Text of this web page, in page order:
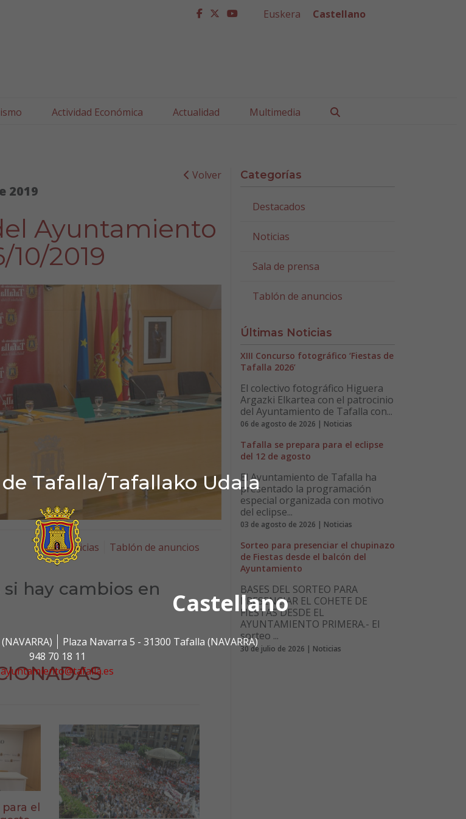
Tafalla/Tafallako Udala
Castellano
Plaza Navarra 5 - 31300 Tafalla (NAVARRA)
948 70 18 11
ayuntamiento@tafalla.es
facebook
twitter
youtube
Euskera Castellano
Actividad Económica Actualidad Multimedia
Volver
2019
Ayuntamiento
10/2019
Noticias Tablón de anuncios
hay cambios en
el
Categorías
Destacados
Noticias
Sala de prensa
Tablón de anuncios
Últimas Noticias
XIII Concurso fotográfico ‘Fiestas de
Tafalla 2026’
El colectivo fotográfico Higuera
Argazki Elkartea con el patrocinio
del Ayuntamiento de Tafalla con...
06 de agosto de 2026 | Noticias
Tafalla se prepara para el eclipse
del 12 de agosto
El Ayuntamiento de Tafalla ha
presentado la programación
especial organizada con motivo
del eclipse...
03 de agosto de 2026 | Noticias
Sorteo para presenciar el chupinazo
de Fiestas desde el balcón del
Ayuntamiento
BASES DEL SORTEO PARA
PRESENCIAR EL COHETE DE
FIESTAS DESDE EL
AYUNTAMIENTO PRIMERA.- El
sorteo ...
30 de julio de 2026 | Noticias